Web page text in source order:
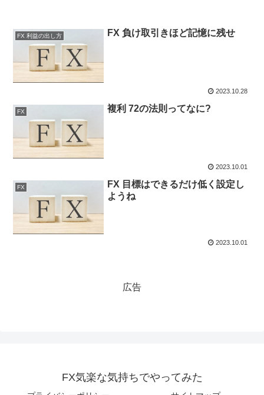
FX 利益の出し方 FX 負け取引きほど記憶に残せ
2023.10.28
FX 複利 72の法則ってなに?
2023.10.01
FX
FX 目標はできるだけ低く設定し
ようね
2023.10.01
広告
FX気楽な気持ちでやってみた